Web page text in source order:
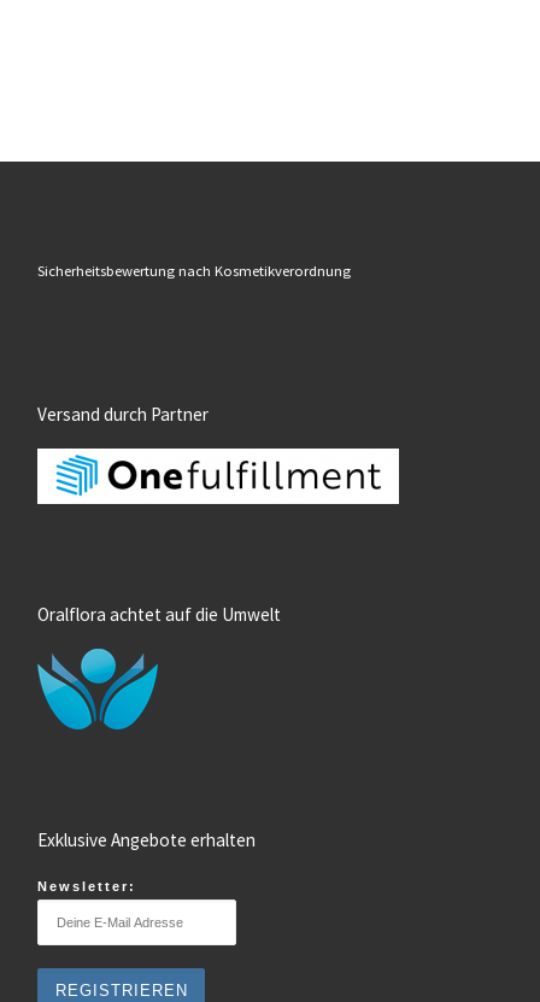
Sicherheitsbewertung nach Kosmetikverordnung
Versand durch Partner
Oralflora achtet auf die Umwelt
Exklusive Angebote erhalten
Newsletter: